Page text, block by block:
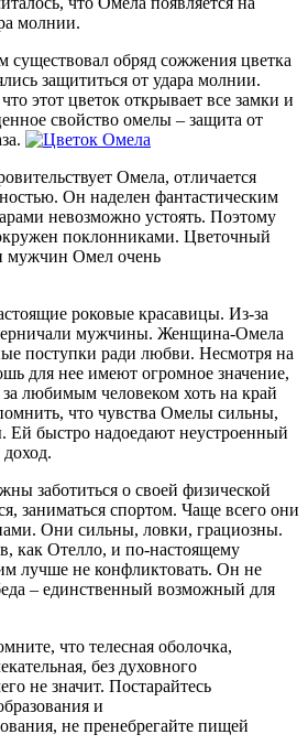
молнии.
существовал обряд сожжения цветка
защититься от удара молнии.
этот цветок открывает все замки и
свойство омелы – защита от
Омела, отличается
Он наделен фантастическим
невозможно устоять. Поэтому
поклонниками. Цветочный
мужчин Омел очень
роковые красавицы. Из-за
мужчины. Женщина-Омела
поступки ради любви. Несмотря на
для нее имеют огромное значение,
любимым человеком хоть на край
что чувства Омелы сильны,
Ей быстро надоедают неустроенный
заботиться о своей физической
заниматься спортом. Чаще всего они
Они сильны, ловки, грациозны.
как Отелло, и по-настоящему
лучше не конфликтовать. Он не
– единственный возможный для
что телесная оболочка,
без духовного
не значит. Постарайтесь
и
не пренебрегайте пищей